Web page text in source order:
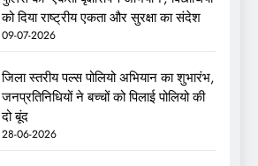
को दिया राष्ट्रीय एकता और सुरक्षा का संदेश
09-07-2026
जिला स्तरीय पल्स पोलियो अभियान का शुभारंभ,
जनप्रतिनिधियों ने बच्चों को पिलाई पोलियो की
दो बूंद
28-06-2026